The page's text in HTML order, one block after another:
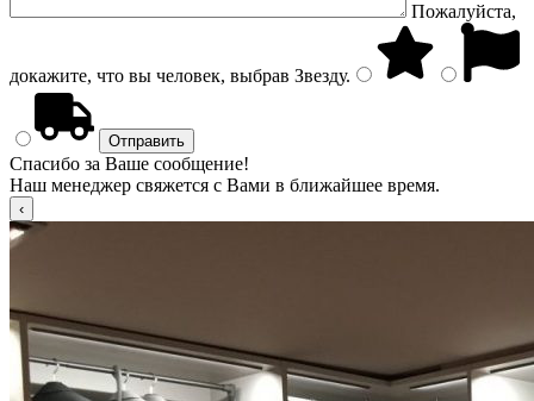
Пожалуйста,
докажите, что вы человек, выбрав Звезду.
Спасибо за Ваше сообщение!
Наш менеджер свяжется с Вами в ближайшее время.